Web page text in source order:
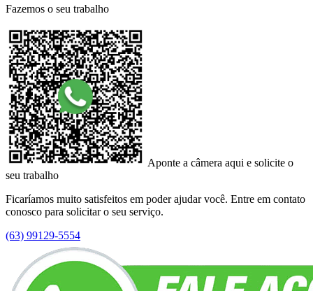
Fazemos o seu trabalho
Aponte a câmera aqui e solicite o
seu trabalho
Ficaríamos muito satisfeitos em poder ajudar você. Entre em contato
conosco para solicitar o seu serviço.
(63) 99129-5554